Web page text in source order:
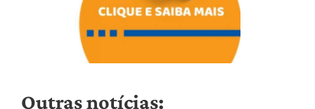
Outras notícias: